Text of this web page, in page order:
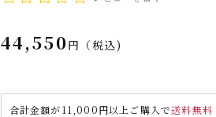
44,550 税込
合計金額が11,000円以上ご購入で送料無料